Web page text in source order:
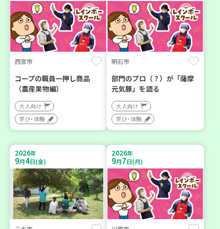
西宮市
コープの職員一押し商品
（農産果物編）
大人向け
学び・体験
明石市
部門のプロ（？）が「薩摩
元気豚」を語る
大人向け
学び・体験
2026年
9月4日(金)
2026年
9月7日(月)